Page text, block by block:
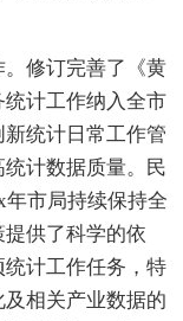
修订完善了《黄
计工作纳入全市
统计日常工作管
计数据质量。民
市局持续保持全
供了科学的依
计工作任务，特
相关产业数据的